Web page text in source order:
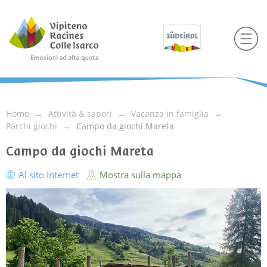
Home Attività & sapori
Vacanza in famiglia
Parchi giochi
Campo da giochi Mareta
Campo da giochi Mareta
Al sito Internet Mostra sulla mappa